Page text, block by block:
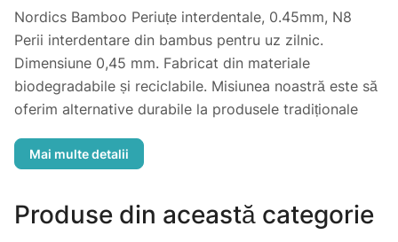
Nordics Bamboo Periuțe interdentale, 0.45mm, N8
Perii interdentare din bambus pentru uz zilnic.
Dimensiune 0,45 mm. Fabricat din materiale
biodegradabile și reciclabile. Misiunea noastră este să
oferim alternative durabile la produsele tradiționale
responsabilă ecologică. Credem că prin inovare și
face compromisuri asupra durabilității naturale.
Producator: Norte LLC, Bulgaria. Importator:
Produse din această categorie